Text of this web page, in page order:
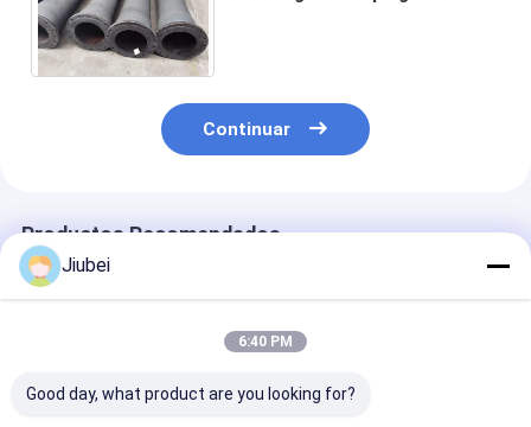
Continuar
Productos Recomendados
Jiubei
6:40 PM
Good day, what product are you looking for?